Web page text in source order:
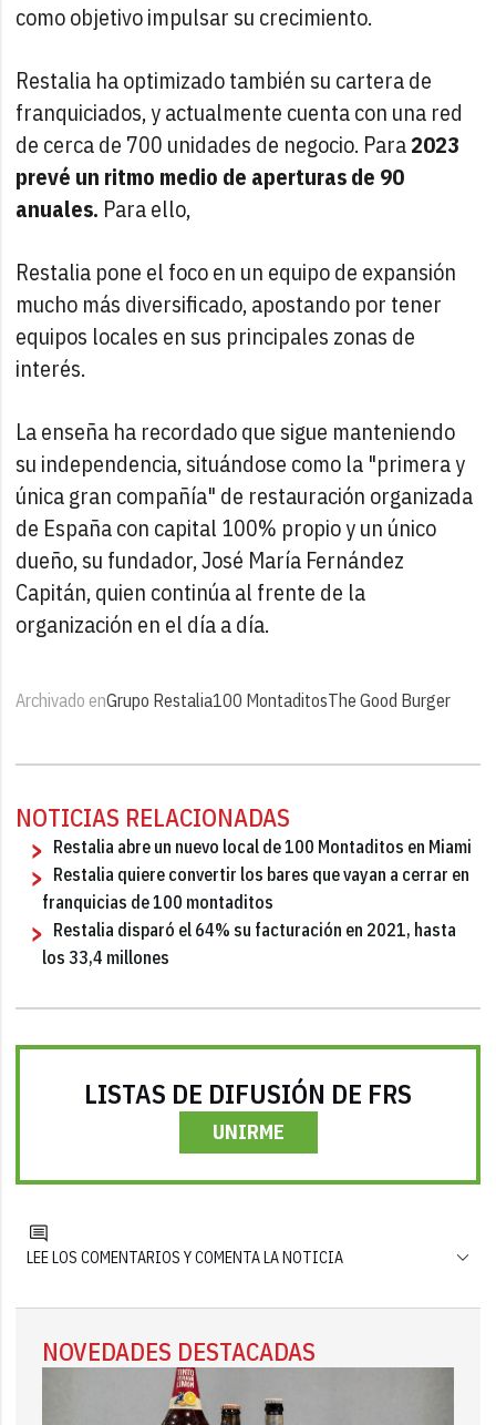
como objetivo impulsar su crecimiento.
Restalia ha optimizado también su cartera de
franquiciados, y actualmente cuenta con una red
de cerca de 700 unidades de negocio. Para2023
prevé un ritmo medio de aperturas de 90
anuales. Para ello,
Restalia pone el foco en un equipo de expansión
mucho más diversificado, apostando por tener
equipos locales en sus principales zonas de
interés.
La enseña ha recordado que sigue manteniendo
su independencia, situándose como la "primera y
única gran compañía" de restauración organizada
de España con capital 100% propio y un único
dueño, su fundador, José María Fernández
Capitán, quien continúa al frente de la
organización en el día a día.
Archivado enGrupo Restalia100 MontaditosThe Good Burger
NOTICIAS RELACIONADAS
Restalia abre un nuevo local de 100 Montaditos en Miami
Restalia quiere convertir los bares que vayan a cerrar en
franquicias de 100 montaditos
Restalia disparó el 64% su facturación en 2021, hasta
los 33,4 millones
LISTAS DE DIFUSIÓN DE FRS
UNIRME
LEE LOS COMENTARIOS Y COMENTA LA NOTICIA
NOVEDADES DESTACADAS